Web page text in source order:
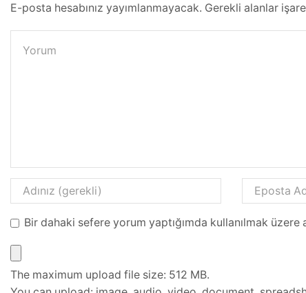
E-posta hesabınız yayımlanmayacak. Gerekli alanlar
Bir dahaki sefere yorum yaptığımda kullanılmak
The maximum upload file size: 512 MB.